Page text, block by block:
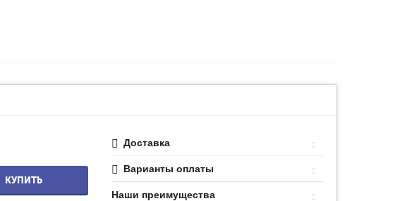
КУПИТЬ
Доставка
Варианты оплаты
Наши преимущества